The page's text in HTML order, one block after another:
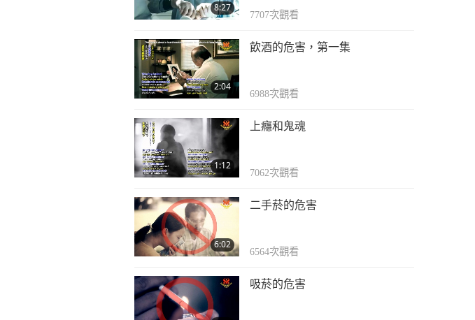
8:27
7707次觀看
2:04
飲酒的危害，第一集
6988次觀看
1:12
上癮和鬼魂
7062次觀看
6:02
二手菸的危害
6564次觀看
吸菸的危害